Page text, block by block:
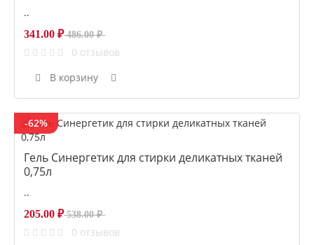
..
486.00 ₽
341.00 ₽
0 отзывов
В корзину
-62%
Гель Синергетик для стирки деликатных тканей
0,75л
..
538.00 ₽
205.00 ₽
0 отзывов